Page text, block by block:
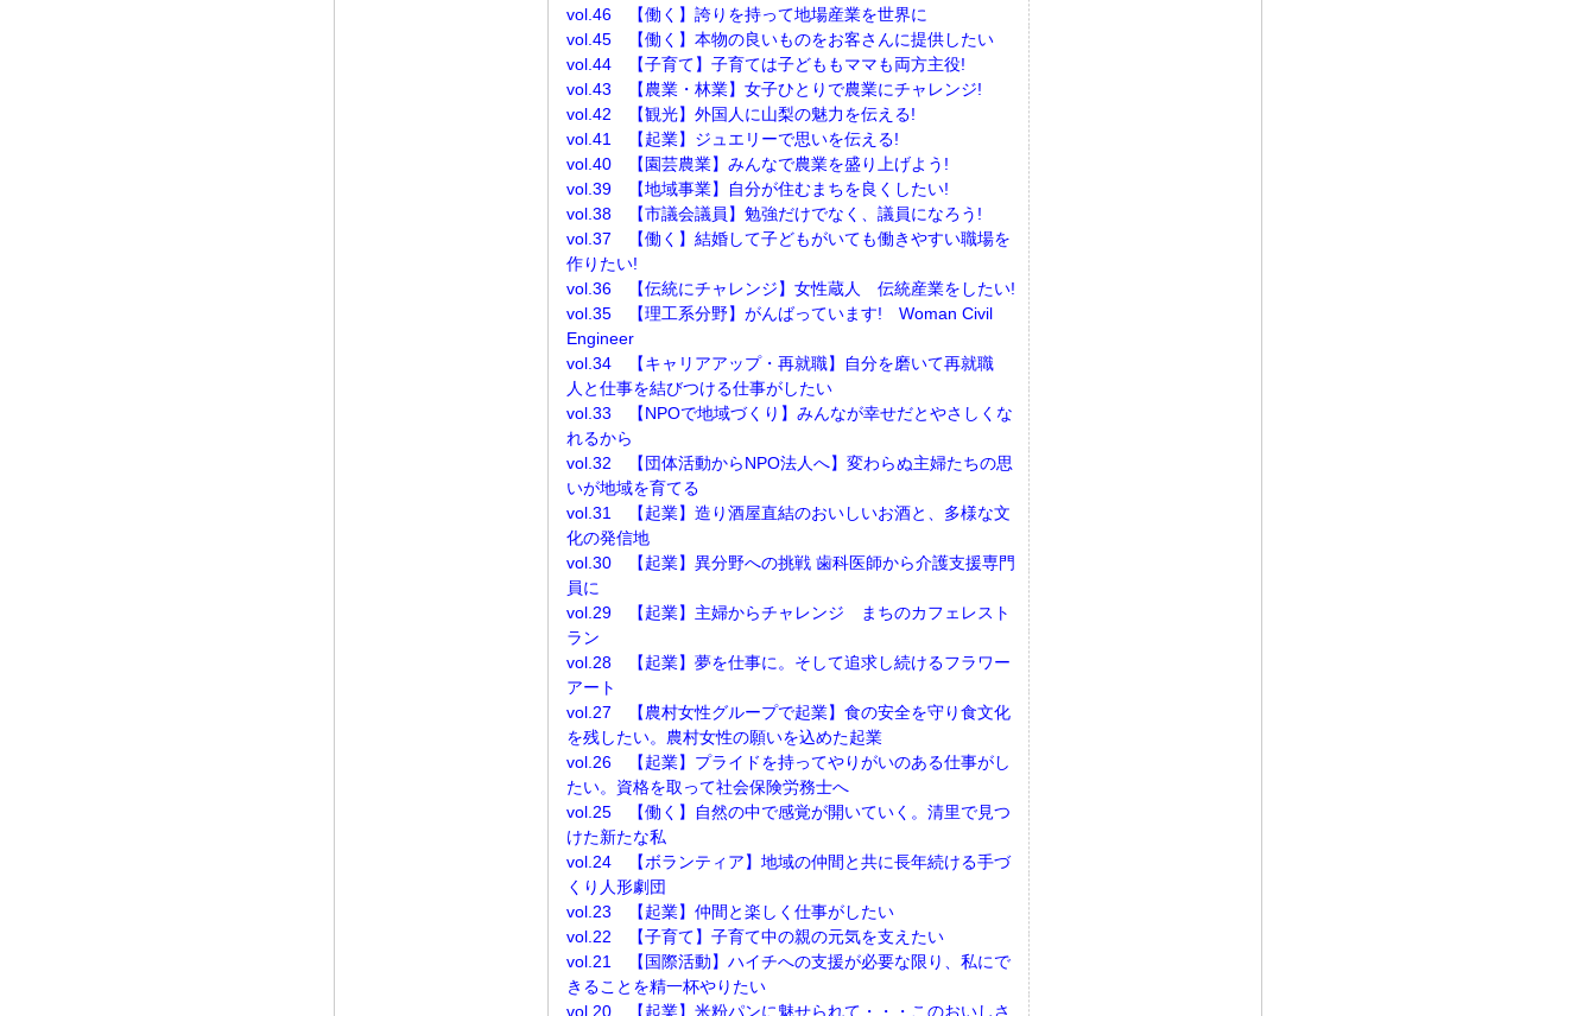
vol.46 【働く】誇りを持って地場産業を世界に
vol.45 【働く】本物の良いものをお客さんに提供したい
vol.44 【子育て】子育ては子どももママも両方主役!
vol.43 【農業・林業】女子ひとりで農業にチャレンジ!
vol.42 【観光】外国人に山梨の魅力を伝える!
vol.41 【起業】ジュエリーで思いを伝える!
vol.40 【園芸農業】みんなで農業を盛り上げよう!
vol.39 【地域事業】自分が住むまちを良くしたい!
vol.38 【市議会議員】勉強だけでなく、議員になろう!
vol.37 【働く】結婚して子どもがいても働きやすい職場を
作りたい!
vol.36 【伝統にチャレンジ】女性蔵人 伝統産業をしたい!
vol.35 【理工系分野】がんばっています! Woman Civil
Engineer
vol.34 【キャリアアップ・再就職】自分を磨いて再就職
人と仕事を結びつける仕事がしたい
vol.33 【NPOで地域づくり】みんなが幸せだとやさしくな
れるから
vol.32 【団体活動からNPO法人へ】変わらぬ主婦たちの思
いが地域を育てる
vol.31 【起業】造り酒屋直結のおいしいお酒と、多様な文
化の発信地
vol.30 【起業】異分野への挑戦 歯科医師から介護支援専門
員に
vol.29 【起業】主婦からチャレンジ まちのカフェレスト
ラン
vol.28 【起業】夢を仕事に。そして追求し続けるフラワー
アート
vol.27 【農村女性グループで起業】食の安全を守り食文化
を残したい。農村女性の願いを込めた起業
vol.26 【起業】プライドを持ってやりがいのある仕事がし
たい。資格を取って社会保険労務士へ
vol.25 【働く】自然の中で感覚が開いていく。清里で見つ
けた新たな私
vol.24 【ボランティア】地域の仲間と共に長年続ける手づ
くり人形劇団
vol.23 【起業】仲間と楽しく仕事がしたい
vol.22 【子育て】子育て中の親の元気を支えたい
vol.21 【国際活動】ハイチへの支援が必要な限り、私にで
きることを精一杯やりたい
vol.20 【起業】米粉パンに魅せられて・・・このおいしさ